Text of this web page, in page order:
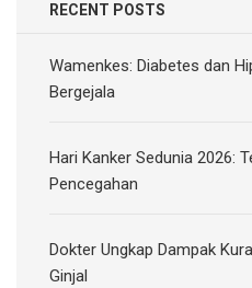
RECENT POSTS
Wamenkes: Diabetes dan
Bergejala
Hari Kanker Sedunia 2026:
Pencegahan
Dokter Ungkap Dampak
Ginjal